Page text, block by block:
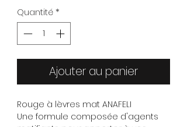
Quantité*
Ajouter au panier
Rouge à lèvres mat ANAFELI
Une formule composée d'agents